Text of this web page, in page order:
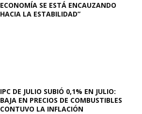
ECONOMÍA SE ESTÁ ENCAUZANDO
HACIA LA ESTABILIDAD”
IPC DE JULIO SUBIÓ 0,1% EN JULIO:
BAJA EN PRECIOS DE COMBUSTIBLES
CONTUVO LA INFLACIÓN